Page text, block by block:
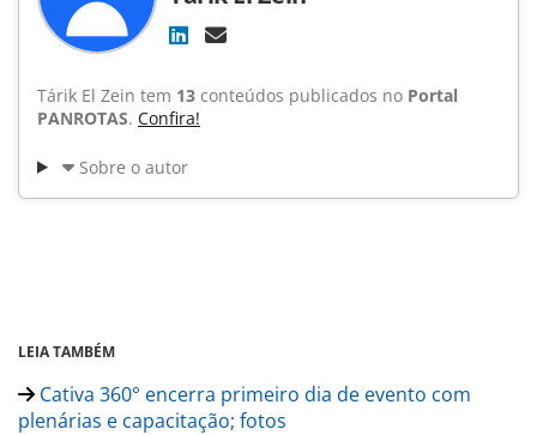
Tárik El Zein tem 13 conteúdos publicados no Portal
PANROTAS. Confira!
Sobre o autor
LEIA TAMBÉM
Cativa 360° encerra primeiro dia de evento com
plenárias e capacitação; fotos